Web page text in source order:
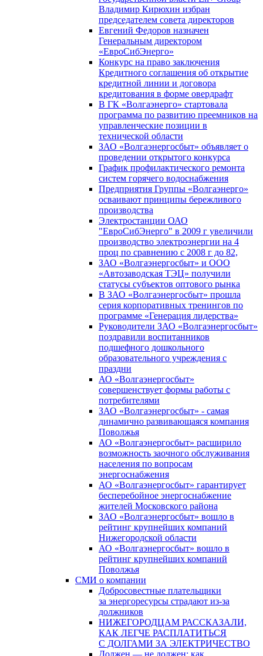
Владимир Кирюхин избран
председателем совета директоров
Евгений Федоров назначен
Генеральным директором
«ЕвроСибЭнерго»
Конкурс на право заключения
Кредитного соглашения об открытие
кредитной линии и договора
кредитования в форме овердрафт
В ГК «Волгаэнерго» стартовала
программа по развитию преемников на
управленческие позиции в
технической области
ЗАО «Волгаэнергосбыт» объявляет о
проведении открытого конкурса
График профилактического ремонта
систем горячего водоснабжения
Предприятия Группы «Волгаэнерго»
осваивают принципы бережливого
производства
Электростанции ОАО
"ЕвроСибЭнерго" в 2009 г увеличили
производство электроэнергии на 4
проц по сравнению с 2008 г до 82,
ЗАО «Волгаэнергосбыт» и ООО
«Автозаводская ТЭЦ» получили
статусы субъектов оптового рынка
В ЗАО «Волгаэнергосбыт» прошла
серия корпоративных тренингов по
программе «Генерация лидерства»
Руководители ЗАО «Волгаэнергосбыт»
поздравили воспитанников
подшефного дошкольного
образовательного учреждения с
праздни
АО «Волгаэнергосбыт»
совершенствует формы работы с
потребителями
ЗАО «Волгаэнергосбыт» - самая
динамично развивающаяся компания
Поволжья
АО «Волгаэнергосбыт» расширило
возможность заочного обслуживания
населения по вопросам
энергоснабжения
АО «Волгаэнергосбыт» гарантирует
бесперебойное энергоснабжение
жителей Московского района
ЗАО «Волгаэнергосбыт» вошло в
рейтинг крупнейших компаний
Нижегородской области
АО «Волгаэнергосбыт» вошло в
рейтинг крупнейших компаний
Поволжья
СМИ о компании
Добросовестные плательщики
за энергоресурсы страдают из-за
должников
НИЖЕГОРОДЦАМ РАССКАЗАЛИ,
КАК ЛЕГЧЕ РАСПЛАТИТЬСЯ
С ДОЛГАМИ ЗА ЭЛЕКТРИЧЕСТВО